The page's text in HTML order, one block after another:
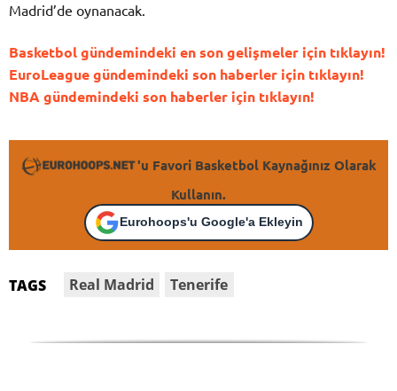
Madrid’de oynanacak.
Basketbol gündemindeki en son gelişmeler için tıklayın!
EuroLeague gündemindeki son haberler için tıklayın!
NBA gündemindeki son haberler için tıklayın!
'u Favori Basketbol Kaynağınız Olarak
Kullanın.
Eurohoops'u Google'a Ekleyin
TAGS Real Madrid Tenerife